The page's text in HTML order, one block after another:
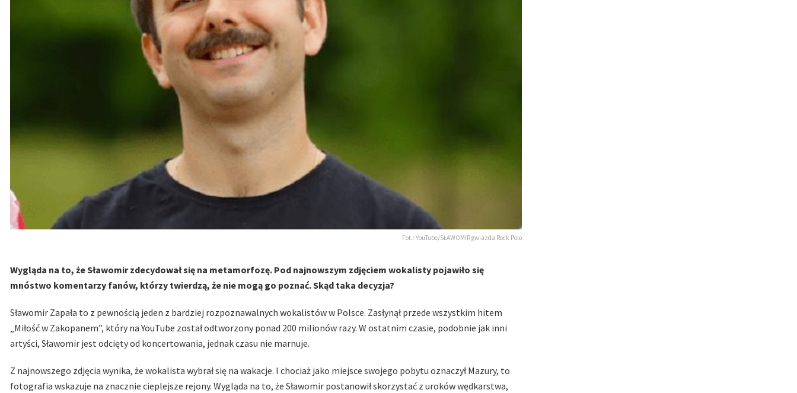
Fot.: YouTube/SŁAWOMIR gwiazda Rock Polo
Wygląda na to, że Sławomir zdecydował się na metamorfozę. Pod najnowszym zdjęciem wokalisty pojawiło się
mnóstwo komentarzy fanów, którzy twierdzą, że nie mogą go poznać. Skąd taka decyzja?
Sławomir Zapała to z pewnością jeden z bardziej rozpoznawalnych wokalistów w Polsce. Zasłynął przede wszystkim hitem
„Miłość w Zakopanem”, który na YouTube został odtworzony ponad 200 milionów razy. W ostatnim czasie, podobnie jak inni
artyści, Sławomir jest odcięty od koncertowania, jednak czasu nie marnuje.
Z najnowszego zdjęcia wynika, że wokalista wybrał się na wakacje. I chociaż jako miejsce swojego pobytu oznaczył Mazury, to
fotografia wskazuje na znacznie cieplejsze rejony. Wygląda na to, że Sławomir postanowił skorzystać z uroków wędkarstwa,